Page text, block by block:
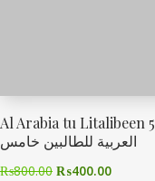
Al Arabia tu Litalibeen 5
العربیة للطالبین خامس
₨800.00 ₨400.00